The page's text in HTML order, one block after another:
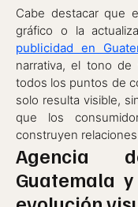
Cabe destacar que
gráfico o la
publicidad en
narrativa, el tono
todos los puntos de
solo resulta visible,
que los
construyen
Agencia
Guatemala